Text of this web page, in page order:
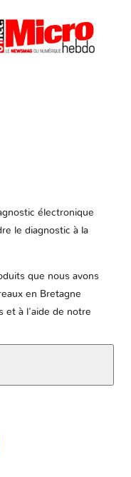
électronique
le diagnostic à la
que nous avons
en Bretagne
et à l'aide de notre